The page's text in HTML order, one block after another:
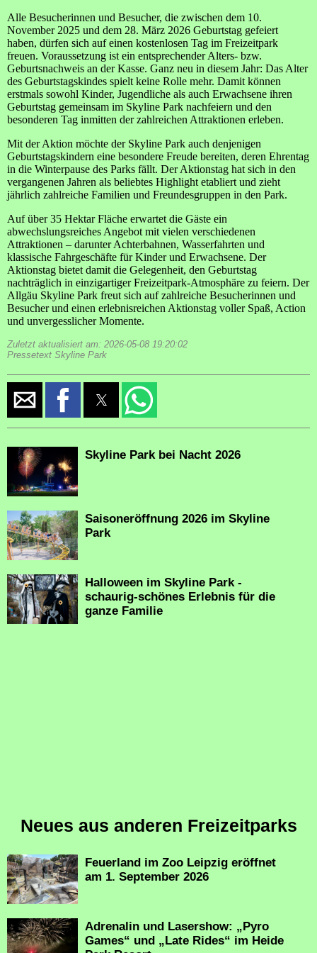
Alle Besucherinnen und Besucher, die zwischen dem 10.
November 2025 und dem 28. März 2026 Geburtstag gefeiert
haben, dürfen sich auf einen kostenlosen Tag im Freizeitpark
freuen. Voraussetzung ist ein entsprechender Alters- bzw.
Geburtsnachweis an der Kasse. Ganz neu in diesem Jahr: Das Alter
des Geburtstagskindes spielt keine Rolle mehr. Damit können
erstmals sowohl Kinder, Jugendliche als auch Erwachsene ihren
Geburtstag gemeinsam im Skyline Park nachfeiern und den
besonderen Tag inmitten der zahlreichen Attraktionen erleben.
Mit der Aktion möchte der Skyline Park auch denjenigen
Geburtstagskindern eine besondere Freude bereiten, deren Ehrentag
in die Winterpause des Parks fällt. Der Aktionstag hat sich in den
vergangenen Jahren als beliebtes Highlight etabliert und zieht
jährlich zahlreiche Familien und Freundesgruppen in den Park.
Auf über 35 Hektar Fläche erwartet die Gäste ein
abwechslungsreiches Angebot mit vielen verschiedenen
Attraktionen – darunter Achterbahnen, Wasserfahrten und
klassische Fahrgeschäfte für Kinder und Erwachsene. Der
Aktionstag bietet damit die Gelegenheit, den Geburtstag
nachträglich in einzigartiger Freizeitpark-Atmosphäre zu feiern. Der
Allgäu Skyline Park freut sich auf zahlreiche Besucherinnen und
Besucher und einen erlebnisreichen Aktionstag voller Spaß, Action
und unvergesslicher Momente.
Zuletzt aktualisiert am: 2026-05-08 19:20:02
Pressetext Skyline Park
Skyline Park bei Nacht 2026
Saisoneröffnung 2026 im Skyline
Park
Halloween im Skyline Park -
schaurig-schönes Erlebnis für die
ganze Familie
Neues aus anderen Freizeitparks
Feuerland im Zoo Leipzig eröffnet
am 1. September 2026
Adrenalin und Lasershow: „Pyro
Games“ und „Late Rides“ im Heide